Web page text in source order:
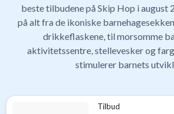
beste tilbudene på Skip Hop i august
på alt fra de ikoniske
drikkeflaskene, til morsomme
aktivitetssentre, stellevesker og
stimulerer barnets
Tilbud
Gavetips
Nettbutikker
Personlige
Gavetips